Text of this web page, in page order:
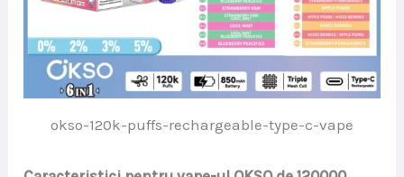
okso-120k-puffs-rechargeable-type-c-vape